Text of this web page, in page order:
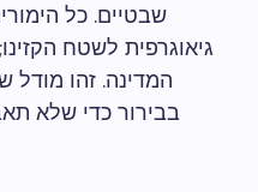
שבטיים. כל
גיאוגרפית לשטח
המדינה. זהו מודל
בבירור כדי שלא